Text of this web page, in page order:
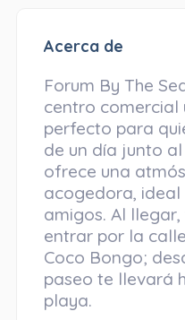
Acerca de
Forum By The
centro comercial
perfecto para
de un día junto
ofrece una
acogedora,
amigos. Al
entrar por la
Coco Bongo;
paseo te llevará
playa.